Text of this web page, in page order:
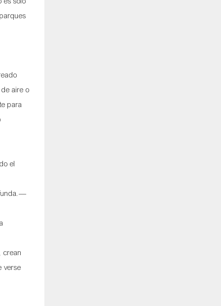
aire o
para
el
crean
verse